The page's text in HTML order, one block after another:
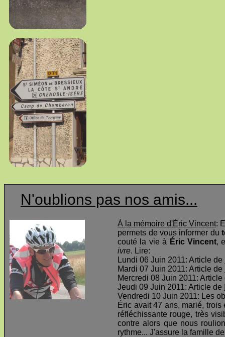
N'oublions pas nos amis...
À la mémoire d'Éric Vincent:
permets de vous informer du
couté la vie à Éric Vincent,
ivre. Lire:
Lundi 06 Juin 2011: Article de
Mardi 07 Juin 2011: Article de
Mercredi 08 Juin 2011:
Jeudi 09 Juin 2011: Article de
Vendredi 10 Juin 2011: Les
Éric avait 47 ans, marié,
réfléchissante rouge, très
contre alors que nous
rythme... J'assure la famille